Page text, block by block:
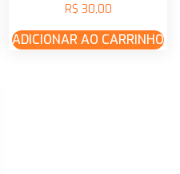
R$ 30,00
ADICIONAR AO CARRINHO